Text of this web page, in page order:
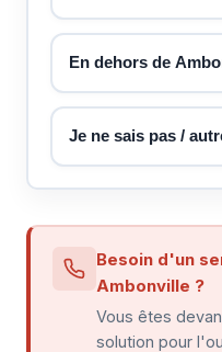
En dehors de
Je ne sais pas /
Besoin d'un
Ambonville ?
Vous êtes
solution pour